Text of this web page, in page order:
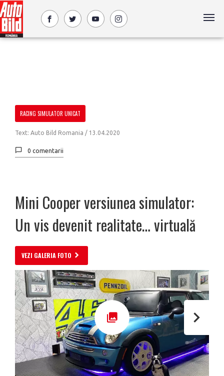
RACING SIMULATOR UNICAT
Text: Auto Bild Romania / 13.04.2020
0 comentarii
Mini Cooper versiunea simulator:
Un vis devenit realitate… virtuală
VEZI GALERIA FOTO